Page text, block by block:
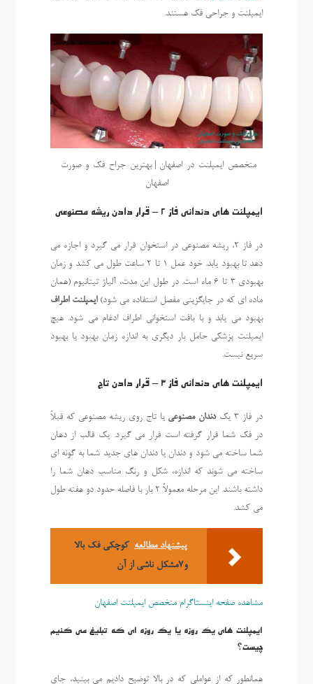
ایمپلنت و جراحی فک هستند.
متخصص-ایمپلنت-در-اصفهان | بهترین-جراح-فک-و-صورت-
اصفهان
ایمپلنت های دندانی فاز 2 – قرار دادن ریشه مصنوعی
در فاز 2، ریشه مصنوعی در استخوان قرار می گیرد و اجازه می
دهد تا بهبود یابد. خود عمل 1 تا 2 ساعت طول می کشد و زمان
بهبودی 3 تا 6 ماه است. در طول این مدت، آلیاژ تیتانیوم (همان
ماده ای که در جایگزینی مفصل استفاده می شود)ایمپلنت اطراف
بهبود می یابد و با بافت استخوانی اطراف ادغام می شود. هیچ
ایمپلنت پزشکی حامل بار دیگری به اندازه زمان بهبود یا بهبود
سریع نیست.
ایمپلنت های دندانی فاز 3 – قرار دادن تاج
در فاز 3 یک دندان مصنوعی یا تاج روی ریشه مصنوعی که قبلاً
در فک شما قرار گرفته است قرار می گیرد. یک قالب از دهان
شما ساخته می شود و دندان یا دندان های جدید شما به گونه ای
ساخته می شوند که اندازه، شکل و رنگ مناسب دهان شما را
داشته باشند. این مرحله معمولاً 2 بار با فاصله حدود دو هفته طول
می کشد.
پیشنهاد مطالعه کوچکی فک بالا
و7مشکل ناشی از آن
مشاهده صفحه اینستاگرام متخصص ایمپلنت اصفهان
ایمپلنت های یک روزه یا یک روزه ای که تبلیغ می کنیم
چیست؟
همانطور که از عواملی که در بالا توضیح دادیم می بینید، جای